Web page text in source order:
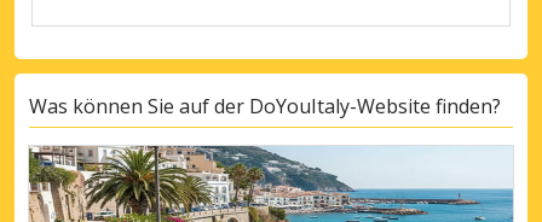
Was können Sie auf der DoYouItaly-Website finden?